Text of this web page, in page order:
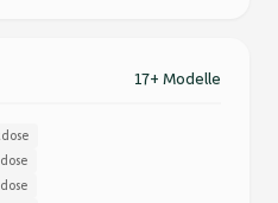
17+ Modelle